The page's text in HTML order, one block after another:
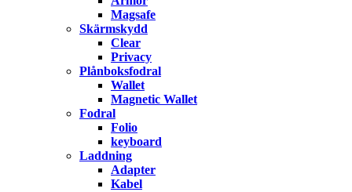
Magsafe
Skärmskydd
Clear
Privacy
Plånboksfodral
Wallet
Magnetic Wallet
Fodral
Folio
keyboard
Laddning
Adapter
Kabel